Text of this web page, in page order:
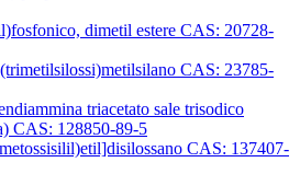
dimetil estere CAS: 20728-
CAS: 23785-
triacetato sale trisodico
CAS: 128850-89-5
CAS: 137407-